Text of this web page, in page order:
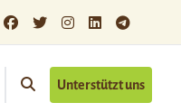
Unterstützt uns